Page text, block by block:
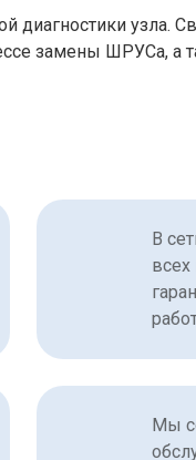
узла.
замены ШРУСа, а
В
Мы